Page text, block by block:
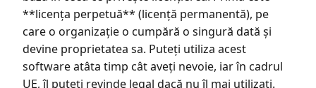
**licența perpetuă** (licență permanentă), pe
care o organizație o cumpără o singură dată și
devine proprietatea sa. Puteți utiliza acest
software atâta timp cât aveți nevoie, iar în cadrul
UE, îl puteți revinde legal dacă nu îl mai utilizați.